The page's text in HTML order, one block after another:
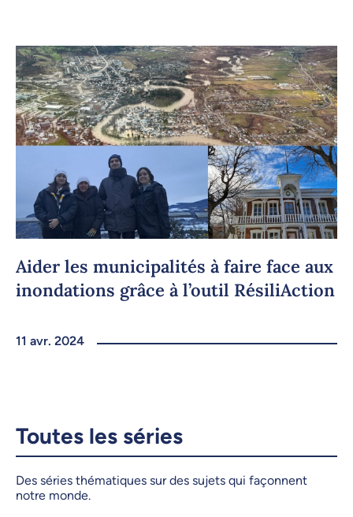
Aider les municipalités à faire face aux
inondations grâce à l’outil RésiliAction
11 avr. 2024
Toutes les séries
Des séries thématiques sur des sujets qui façonnent
notre monde.
Le français à l'UdeM
Chaire d’excellence
en recherche du